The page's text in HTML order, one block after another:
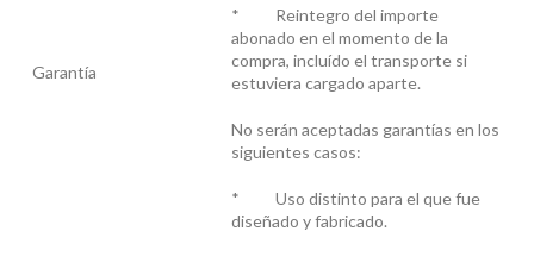
Garantía
* Reintegro del importe
abonado en el momento de la
compra, incluído el transporte si
estuviera cargado aparte.
No serán aceptadas garantías en los
siguientes casos:
* Uso distinto para el que fue
diseñado y fabricado.